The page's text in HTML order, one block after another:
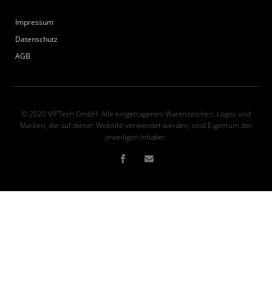
Impressum
Datenschutz
AGB
© 2020 VIPTech GmbH. Alle eingetragenen Warenzeichen, Logos und
Marken, die auf dieser Website verwendet werden, sind Eigentum der
jeweiligen Inhaber.